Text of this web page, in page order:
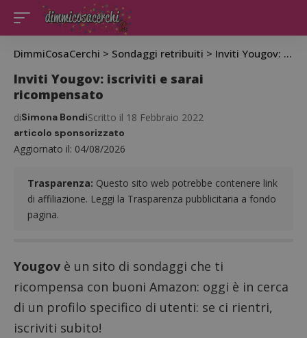
DimmiCosaCerchi > Sondaggi retribuiti > Inviti Yougov: iscriviti e sarai ricompensato
Inviti Yougov: iscriviti e sarai
ricompensato
Aggiornato il: 04/08/2026
diSimona BondiScritto il 18 Febbraio 2022
articolo sponsorizzato
Trasparenza: Questo sito web potrebbe contenere link
di affiliazione. Leggi la Trasparenza pubblicitaria a fondo
pagina.
Yougov è un sito di sondaggi che ti
ricompensa con buoni Amazon: oggi è in cerca
di un profilo specifico di utenti: se ci rientri,
iscriviti subito!